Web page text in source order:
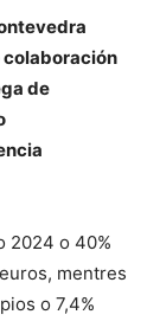
colaboración
de
2024 o 40%
mentres
o 7,4%